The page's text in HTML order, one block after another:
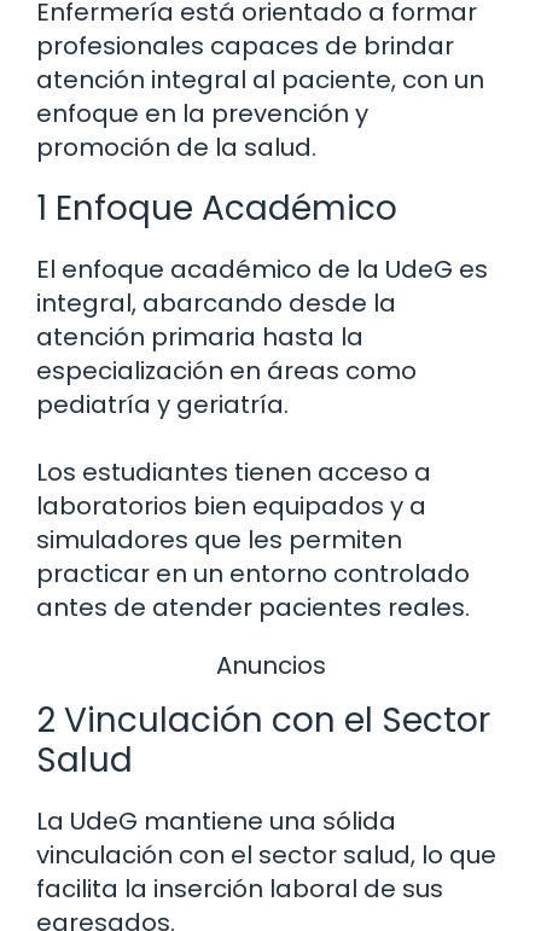
Enfermería está orientado a formar
profesionales capaces de brindar
atención integral al paciente, con un
enfoque en la prevención y
promoción de la salud.
1 Enfoque Académico
El enfoque académico de la UdeG es
integral, abarcando desde la
atención primaria hasta la
especialización en áreas como
pediatría y geriatría.
Los estudiantes tienen acceso a
laboratorios bien equipados y a
simuladores que les permiten
practicar en un entorno controlado
antes de atender pacientes reales.
Anuncios
2 Vinculación con el Sector
Salud
La UdeG mantiene una sólida
vinculación con el sector salud, lo que
facilita la inserción laboral de sus
egresados.